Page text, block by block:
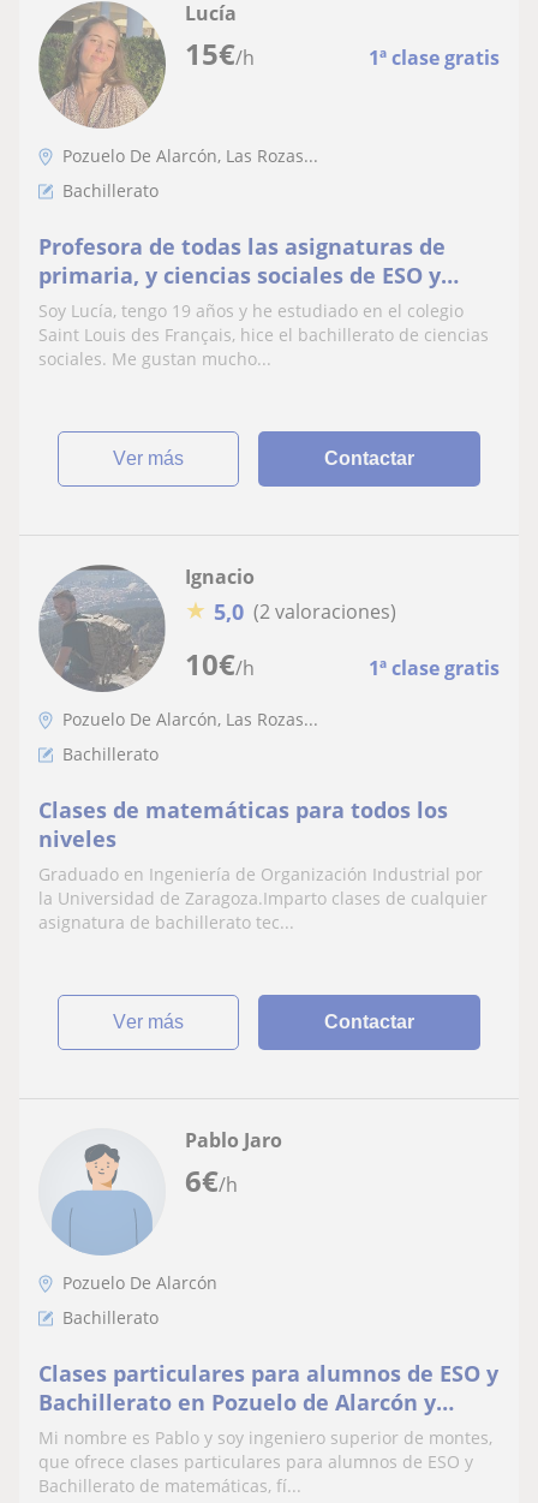
15€/h 1ª clase gratis
Lucía
Pozuelo De Alarcón, Las Rozas...
Bachillerato
Profesora de todas las asignaturas de
primaria, y ciencias sociales de ESO y
BACH
Soy Lucía, tengo 19 años y he estudiado en el colegio
Saint Louis des Français, hice el bachillerato de ciencias
sociales. Me gustan mucho...
ver más Contactar
10€/h 1ª clase gratis
Ignacio
★ 5,0 (2 valoraciones)
Pozuelo De Alarcón, Las Rozas...
Bachillerato
Clases de matemáticas para todos los
niveles
Graduado en Ingeniería de Organización Industrial por
la Universidad de Zaragoza.Imparto clases de cualquier
asignatura de bachillerato tec...
ver más Contactar
6€/h
Pablo Jaro
Pozuelo De Alarcón
Bachillerato
Clases particulares para alumnos de ESO y
Bachillerato en Pozuelo de Alarcón y
alrededores
Mi nombre es Pablo y soy ingeniero superior de montes,
que ofrece clases particulares para alumnos de ESO y
Bachillerato de matemáticas, fí...